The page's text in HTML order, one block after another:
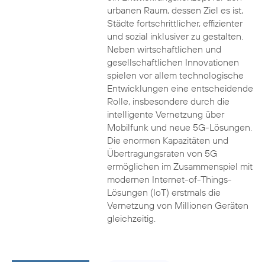
urbanen Raum, dessen Ziel es ist,
Städte fortschrittlicher, effizienter
und sozial inklusiver zu gestalten.
Neben wirtschaftlichen und
gesellschaftlichen Innovationen
spielen vor allem technologische
Entwicklungen eine entscheidende
Rolle, insbesondere durch die
intelligente Vernetzung über
Mobilfunk und neue 5G-Lösungen.
Die enormen Kapazitäten und
Übertragungsraten von 5G
ermöglichen im Zusammenspiel mit
modernen Internet-of-Things-
Lösungen (IoT) erstmals die
Vernetzung von Millionen Geräten
gleichzeitig.